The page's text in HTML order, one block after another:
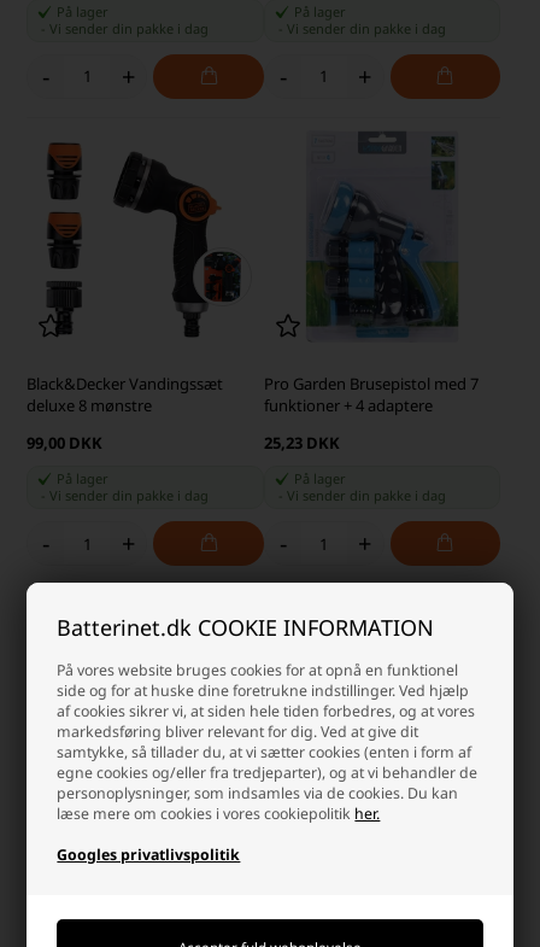
Batterinet.dk COOKIE INFORMATION
På vores website bruges cookies for at opnå en funktionel
side og for at huske dine foretrukne indstillinger. Ved hjælp
af cookies sikrer vi, at siden hele tiden forbedres, og at vores
markedsføring bliver relevant for dig. Ved at give dit
samtykke, så tillader du, at vi sætter cookies (enten i form af
egne cookies og/eller fra tredjeparter), og at vi behandler de
personoplysninger, som indsamles via de cookies. Du kan
læse mere om cookies i vores cookiepolitik her.
Googles privatlivspolitik
På lager
-Vi sender din pakke i dag
- +
På lager
Vi sender din pakke i dag
- +
Black&Decker Vandingssæt
deluxe 8 mønstre
99,00 DKK
På lager
-Vi sender din pakke i dag
- +
Pro Garden Brusepistol med 7
funktioner + 4 adaptere
25,23 DKK
På lager
Vi sender din pakke i dag
- +
Regnvandsbeholder Foldbar
356,69 DKK